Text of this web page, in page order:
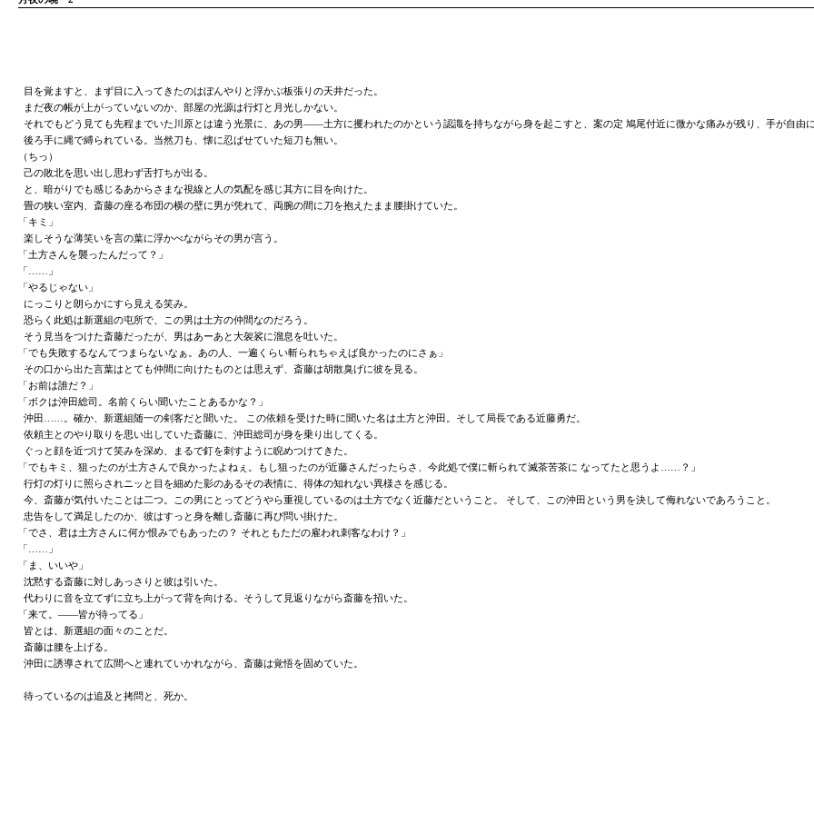
目を覚ますと、まず目に入ってきたのはぼんやりと浮かぶ板張りの天井だった。
まだ夜の帳が上がっていないのか、部屋の光源は行灯と月光しかない。
それでもどう見ても先程までいた川原とは違う光景に、あの男――土方に攫われたのかという認識を持ちながら身を起こすと、案の定 鳩尾付近に微かな痛みが残り、手が自由
後ろ手に縄で縛られている。当然刀も、懐に忍ばせていた短刀も無い。
（ちっ）
己の敗北を思い出し思わず舌打ちが出る。
と、暗がりでも感じるあからさまな視線と人の気配を感じ其方に目を向けた。
畳の狭い室内、斎藤の座る布団の横の壁に男が凭れて、両腕の間に刀を抱えたまま腰掛けていた。
「キミ」
楽しそうな薄笑いを言の葉に浮かべながらその男が言う。
「土方さんを襲ったんだって？」
「……」
「やるじゃない」
にっこりと朗らかにすら見える笑み。
恐らく此処は新選組の屯所で、この男は土方の仲間なのだろう。
そう見当をつけた斎藤だったが、男はあーあと大袈裟に溜息を吐いた。
「でも失敗するなんてつまらないなぁ。あの人、一遍くらい斬られちゃえば良かったのにさぁ」
その口から出た言葉はとても仲間に向けたものとは思えず、斎藤は胡散臭げに彼を見る。
「お前は誰だ？」
「ボクは沖田総司。名前くらい聞いたことあるかな？」
沖田……。確か、新選組随一の剣客だと聞いた。 この依頼を受けた時に聞いた名は土方と沖田。そして局長である近藤勇だ。
依頼主とのやり取りを思い出していた斎藤に、沖田総司が身を乗り出してくる。
ぐっと顔を近づけて笑みを深め、まるで釘を刺すように睨めつけてきた。
「でもキミ、狙ったのが土方さんで良かったよねぇ。もし狙ったのが近藤さんだったらさ、今此処で僕に斬られて滅茶苦茶に なってたと思うよ……？」
行灯の灯りに照らされニッと目を細めた影のあるその表情に、得体の知れない異様さを感じる。
今、斎藤が気付いたことは二つ。この男にとってどうやら重視しているのは土方でなく近藤だということ。 そして、この沖田という男を決して侮れないであろうこと。
忠告をして満足したのか、彼はすっと身を離し斎藤に再び問い掛けた。
「でさ、君は土方さんに何か恨みでもあったの？ それともただの雇われ刺客なわけ？」
「……」
「ま、いいや」
沈黙する斎藤に対しあっさりと彼は引いた。
代わりに音を立てずに立ち上がって背を向ける。そうして見返りながら斎藤を招いた。
「来て。――皆が待ってる」
皆とは、新選組の面々のことだ。
斎藤は腰を上げる。
沖田に誘導されて広間へと連れていかれながら、斎藤は覚悟を固めていた。
待っているのは追及と拷問と、死か。